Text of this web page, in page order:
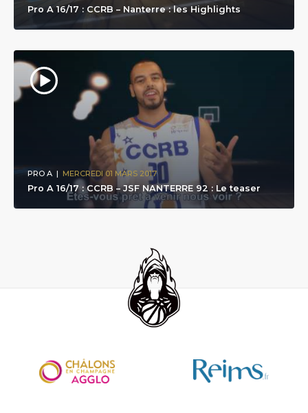
Pro A 16/17 : CCRB – Nanterre : les Highlights
PRO A | MERCREDI 01 MARS 2017
Pro A 16/17 : CCRB – JSF NANTERRE 92 : Le teaser